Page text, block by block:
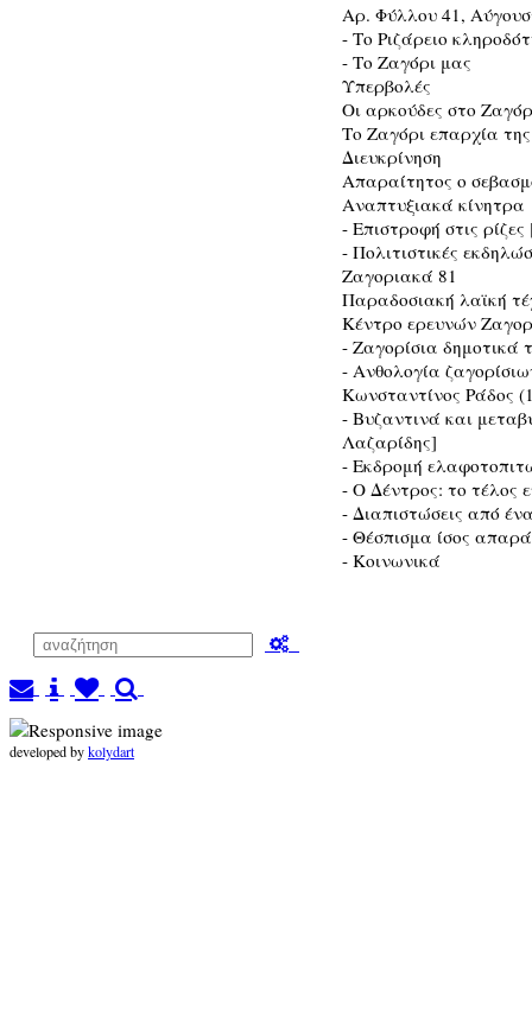
Αρ. Φύλλου 41,
- Το Ριζάρειο
- Το Ζαγόρι μας
Υπερβολές
Οι αρκούδες στο
Το Ζαγόρι επαρχία
Διευκρίνηση
Απαραίτητος ο
Αναπτυξιακά κίνητρα
- Επιστροφή στις
- Πολιτιστικές
Ζαγοριακά 81
Παραδοσιακή λαϊκή
Κέντρο ερευνών
- Ζαγορίσια
- Ανθολογία
Κωνσταντίνος Ράδος
- Βυζαντινά και
Λαζαρίδης]
- Εκδρομή
- Ο Δέντρος: το τέλος
- Διαπιστώσεις από
- Θέσπισμα ίσος
- Κοινωνικά
developed bykolydart